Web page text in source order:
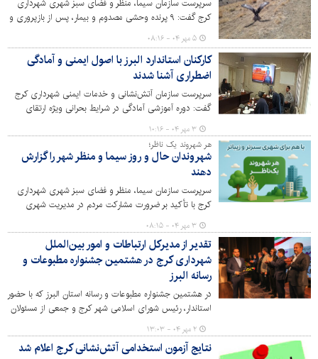
سرپرست سازمان سیما، منظر و فضای سبز شهری شهرداری
کرج گفت: ۹ پرنده وحشی مصدوم و بیمار، پس از بازپروری و
بهبودی، در زیستگاه اصلی و طبیعی‌شان رهاسازی شدند.
۵ مهر ۰۴ - ۰۸:۱۶
کارکنان استاندارد البرز با اصول ایمنی و آمادگی
اضطراری آشنا شدند
سرپرست سازمان آتش‌نشانی و خدمات ایمنی شهرداری کرج
گفت: دوره آموزشی آمادگی در شرایط بحرانی ویژه ارتقای
توانمندی کارکنان سازمان استاندارد البرز برگزار شد.
۳ مهر ۰۴ - ۱۰:۱۶
هر شهروند یک ناظر؛
شهروندان حال و روز سیما و منظر شهر را گزارش
دهند
سرپرست سازمان سیما، منظر و فضای سبز شهری شهرداری
کرج با تأکید بر ضرورت مشارکت مردم در مدیریت شهری
گفت: هر شهروند می‌تواند در نقش یک ناظر برای سیما و منظر
شهر باشد و گزارش‌ها و پیشنهادهای خود را به‌طور مستقیم در
اختیار سازمان قرار دهد.
۳ مهر ۰۴ - ۰۸:۱۵
تقدیر از مدیرکل ارتباطات و امور بین‌الملل
شهرداری کرج در هشتمین جشنواره مطبوعات و
رسانه البرز
در هشتمین جشنواره مطبوعات و رسانه استان البرز که با حضور
استاندار، رئیس شورای اسلامی شهر کرج و جمعی از مسئولان
و فعالان رسانه‌ای برگزار شد، از عملکرد اداره کل ارتباطات و
امور بین‌الملل شهرداری کرج تقدیر و محمد جلال سبزی،
مدیرکل این مجموعه در بخش ویژه جشنواره تجلیل شد.
۲ مهر ۰۴ - ۱۳:۰۳
نتایج آزمون استخدامی آتش‌نشانی کرج اعلام شد